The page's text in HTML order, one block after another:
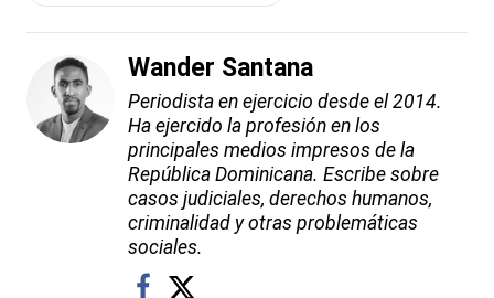
Wander Santana
Periodista en ejercicio desde el 2014.
Ha ejercido la profesión en los
principales medios impresos de la
República Dominicana. Escribe sobre
casos judiciales, derechos humanos,
criminalidad y otras problemáticas
sociales.